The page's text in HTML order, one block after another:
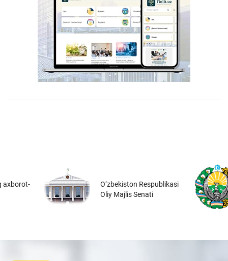
axborot-
O‘zbekiston Respublikasi
Oliy Majlis Senati